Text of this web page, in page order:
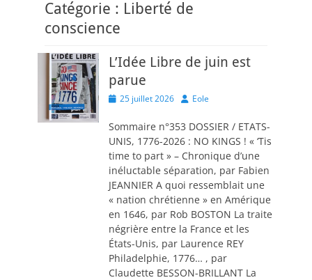
Catégorie : Liberté de
conscience
L’Idée Libre de juin est
parue
Posted25 juillet 2026 Author
Eole
Sommaire n°353 DOSSIER / ETATS-
UNIS, 1776-2026 : NO KINGS ! « ‘Tis
time to part » – Chronique d’une
inéluctable séparation, par Fabien
JEANNIER A quoi ressemblait une
« nation chrétienne » en Amérique
en 1646, par Rob BOSTON La traite
négrière entre la France et les
États-Unis, par Laurence REY
Philadelphie, 1776… , par
Claudette BESSON-BRILLANT La